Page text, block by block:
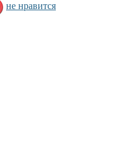
не нравится